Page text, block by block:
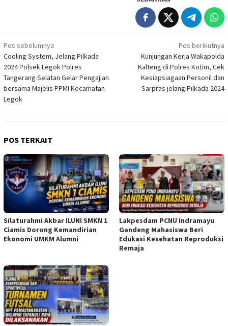
Navigasi
pos
Pos sebelumnya
Cooling System, Jelang Pilkada
2024 Polsek Legok Polres
Tangerang Selatan Gelar Pengajian
bersama Majelis PPMI Kecamatan
Legok
Pos berikutnya
Kunjungan Kerja Wakapolda
Kalteng di Polres Kotim, Cek
Kesiapsiagaan Personil dan
Sarpras jelang Pilkada 2024
POS TERKAIT
Silaturahmi Akbar ILUNI SMKN 1
Ciamis Dorong Kemandirian
Ekonomi UMKM Alumni
Lakpesdam PCNU Indramayu
Gandeng Mahasiswa Beri
Edukasi Kesehatan Reproduksi
Remaja